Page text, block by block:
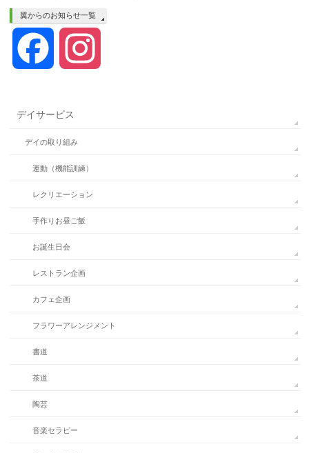
翼からのお知らせ一覧
Facebook
デイサービス
デイの取り組み
運動（機能訓練）
レクリエーション
手作りお昼ご飯
お誕生日会
レストラン企画
カフェ企画
フラワーアレンジメント
書道
茶道
陶芸
音楽セラピー